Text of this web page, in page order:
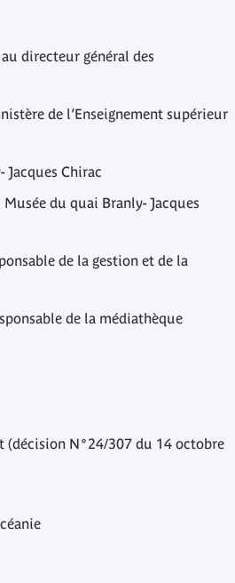
directeur général des
de l’Enseignement supérieur
Jacques Chirac
du quai Branly- Jacques
de la gestion et de la
de la médiathèque
(décision N°24/307 du 14 octobre